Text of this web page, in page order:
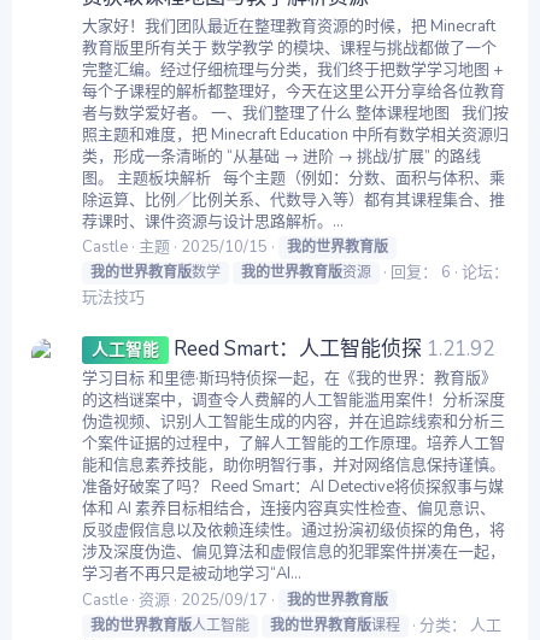
大家好！我们团队最近在整理教育资源的时候，把 Minecraft
教育版里所有关于 数学教学 的模块、课程与挑战都做了一个
完整汇编。经过仔细梳理与分类，我们终于把数学学习地图 +
每个子课程的解析都整理好，今天在这里公开分享给各位教育
者与数学爱好者。 一、我们整理了什么 整体课程地图 我们按
照主题和难度，把 Minecraft Education 中所有数学相关资源归
类，形成一条清晰的 “从基础 → 进阶 → 挑战/扩展” 的路线
图。 主题板块解析 每个主题（例如：分数、面积与体积、乘
除运算、比例／比例关系、代数导入等）都有其课程集合、推
荐课时、课件资源与设计思路解析。...
Castle 主题 2025/10/15
我的世界教育版
我的世界教育版数学 我的世界教育版资源 回复： 6 论坛：
玩法技巧
人工智能 Reed Smart：人工智能侦探 1.21.92
学习目标 和里德·斯玛特侦探一起，在《我的世界：教育版》
的这档谜案中，调查令人费解的人工智能滥用案件！分析深度
伪造视频、识别人工智能生成的内容，并在追踪线索和分析三
个案件证据的过程中，了解人工智能的工作原理。培养人工智
能和信息素养技能，助你明智行事，并对网络信息保持谨慎。
准备好破案了吗？ Reed Smart：AI Detective将侦探叙事与媒
体和 AI 素养目标相结合，连接内容真实性检查、偏见意识、
反驳虚假信息以及依赖连续性。通过扮演初级侦探的角色，将
涉及深度伪造、偏见算法和虚假信息的犯罪案件拼凑在一起，
学习者不再只是被动地学习“AI...
Castle 资源 2025/09/17
我的世界教育版
我的世界教育版人工智能 我的世界教育版课程 分类： 人工